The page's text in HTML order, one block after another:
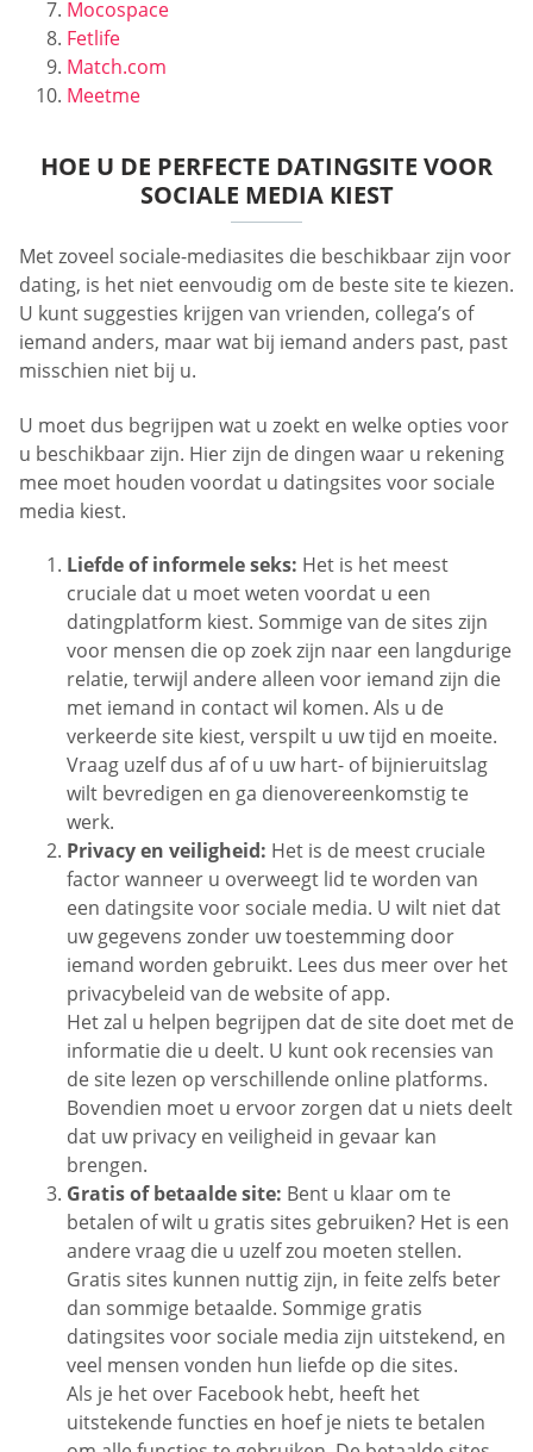
Mocospace
Fetlife
Match.com
Meetme
HOE U DE PERFECTE DATINGSITE VOOR
SOCIALE MEDIA KIEST
Met zoveel sociale-mediasites die beschikbaar zijn voor
dating, is het niet eenvoudig om de beste site te kiezen.
U kunt suggesties krijgen van vrienden, collega’s of
iemand anders, maar wat bij iemand anders past, past
misschien niet bij u.
U moet dus begrijpen wat u zoekt en welke opties voor
u beschikbaar zijn. Hier zijn de dingen waar u rekening
mee moet houden voordat u datingsites voor sociale
media kiest.
Liefde of informele seks: Het is het meest
cruciale dat u moet weten voordat u een
datingplatform kiest. Sommige van de sites zijn
voor mensen die op zoek zijn naar een langdurige
relatie, terwijl andere alleen voor iemand zijn die
met iemand in contact wil komen. Als u de
verkeerde site kiest, verspilt u uw tijd en moeite.
Vraag uzelf dus af of u uw hart- of bijnieruitslag
wilt bevredigen en ga dienovereenkomstig te
werk.
Privacy en veiligheid: Het is de meest cruciale
factor wanneer u overweegt lid te worden van
een datingsite voor sociale media. U wilt niet dat
uw gegevens zonder uw toestemming door
iemand worden gebruikt. Lees dus meer over het
privacybeleid van de website of app.
Het zal u helpen begrijpen dat de site doet met de
informatie die u deelt. U kunt ook recensies van
de site lezen op verschillende online platforms.
Bovendien moet u ervoor zorgen dat u niets deelt
dat uw privacy en veiligheid in gevaar kan
brengen.
Gratis of betaalde site: Bent u klaar om te
betalen of wilt u gratis sites gebruiken? Het is een
andere vraag die u uzelf zou moeten stellen.
Gratis sites kunnen nuttig zijn, in feite zelfs beter
dan sommige betaalde. Sommige gratis
datingsites voor sociale media zijn uitstekend, en
veel mensen vonden hun liefde op die sites.
Als je het over Facebook hebt, heeft het
uitstekende functies en hoef je niets te betalen